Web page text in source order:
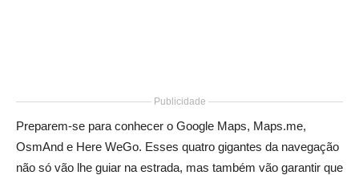
Publicidade
Preparem-se para conhecer o Google Maps, Maps.me,
OsmAnd e Here WeGo. Esses quatro gigantes da navegação
não só vão lhe guiar na estrada, mas também vão garantir que